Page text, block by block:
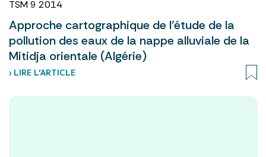
TSM 9 2014
Approche cartographique de l’étude de la
pollution des eaux de la nappe alluviale de la
Mitidja orientale (Algérie)
› LIRE L’ARTICLE